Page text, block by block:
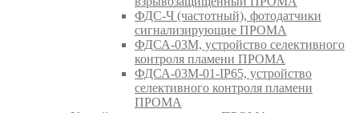
ФДС-Ч (частотный), фотодатчики
сигнализирующие ПРОМА
ФДСА-03М, устройство селективного
контроля пламени ПРОМА
ФДСА-03М-01-IP65, устройство
селективного контроля пламени
ПРОМА